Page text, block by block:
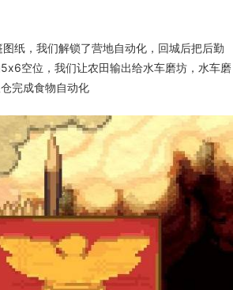
纸，我们解锁了营地自动化，回城后把后勤
空位，我们让农田输出给水车磨坊，水车磨
完成食物自动化